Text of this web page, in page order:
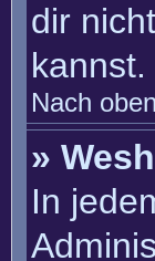
dir
kannst.
Nach oben
»
In